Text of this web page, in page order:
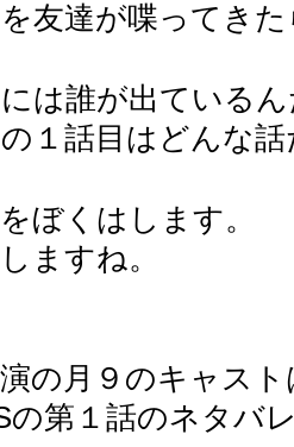
友達が喋ってきた
は誰が出ている
の１話目はどんな
ぼくはします。
ますね。
の月９のキャスト
の第１話のネタバ